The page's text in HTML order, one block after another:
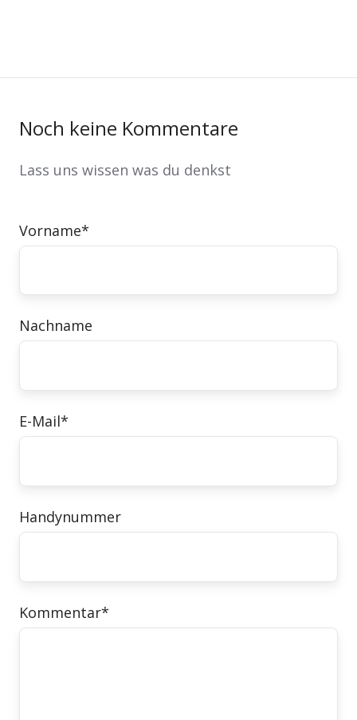
Noch keine Kommentare
Lass uns wissen was du denkst
Vorname*
Nachname
E-Mail*
Handynummer
Kommentar*